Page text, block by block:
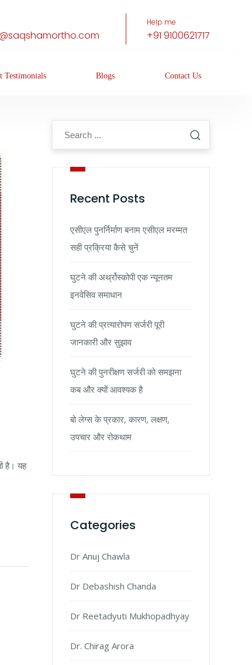
Help me
+91 9100621717
Testimonials Blogs Contact Us
है। यह
Recent Posts
एसीएल पुनर्निर्माण बनाम एसीएल मरम्मत
सही प्रक्रिया कैसे चुनें
घुटने की अर्थ्रोस्कोपी एक न्यूनतम
इनवेसिव समाधान
घुटने की प्रत्यारोपण सर्जरी पूरी
जानकारी और सुझाव
घुटने की पुनरीक्षण सर्जरी को समझना
कब और क्यों आवश्यक है
बो लेग्स के प्रकार, कारण, लक्षण,
उपचार और रोकथाम
Categories
Dr Anuj Chawla
Dr Debashish Chanda
Dr Reetadyuti Mukhopadhyay
Dr. Chirag Arora